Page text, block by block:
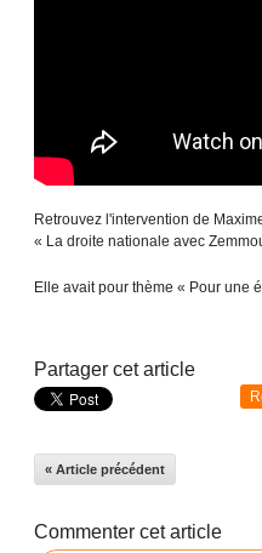
Retrouvez l'intervention de
« La droite nationale avec
Elle avait pour thème « Pour une
Partager cet article
« Article précédent
Commenter cet article